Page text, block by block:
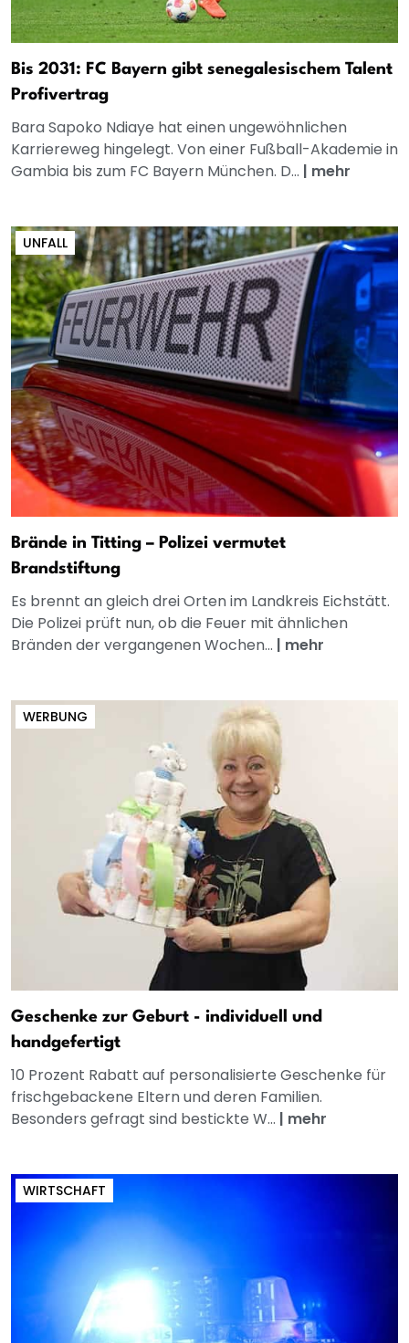
Bis 2031: FC Bayern gibt senegalesischem Talent
Profivertrag
Bara Sapoko Ndiaye hat einen ungewöhnlichen
Karriereweg hingelegt. Von einer Fußball-Akademie in
Gambia bis zum FC Bayern München. D... | mehr
UNFALL
Brände in Titting – Polizei vermutet
Brandstiftung
Es brennt an gleich drei Orten im Landkreis Eichstätt.
Die Polizei prüft nun, ob die Feuer mit ähnlichen
Bränden der vergangenen Wochen... | mehr
WERBUNG
Geschenke zur Geburt - individuell und
handgefertigt
10 Prozent Rabatt auf personalisierte Geschenke für
frischgebackene Eltern und deren Familien.
Besonders gefragt sind bestickte W... | mehr
WIRTSCHAFT